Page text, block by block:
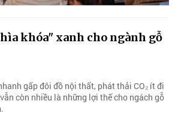
khóa" xanh cho ngành gỗ
gấp đôi đồ nội thất, phát thải CO₂ ít đi
còn nhiều là những lợi thế cho ngách gỗ